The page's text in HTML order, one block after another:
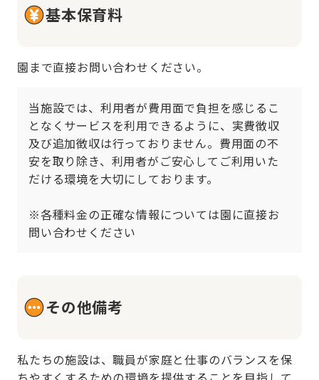
基本保育料
園まで直接お問い合わせください。
当施設では、利用者が費用面で負担を感じるこ
となくサービスを利用できるように、実費徴収
及び追加徴収は行っておりません。費用面の不
安を取り除き、利用者がご安心してご利用いた
だける環境を大切にしております。
※各種料金の正確な情報については園に直接お
問い合わせください
その他備考
私たちの施設は、職員が家庭と仕事のバランスを保